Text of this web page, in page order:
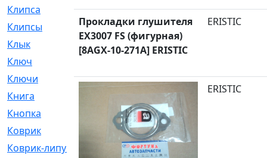
Клипса
[21]
Клипсы
[321]
Клык
[4]
Ключ
Ключи
[3]
Книга
Кнопка
[3]
Коврик
[1]
Коврик-липучка
[2]
Прокладки глушителя
EX3007 FS (фигурная)
[8AGX-10-271A] ERISTIC
ERISTIC
ERISTIC